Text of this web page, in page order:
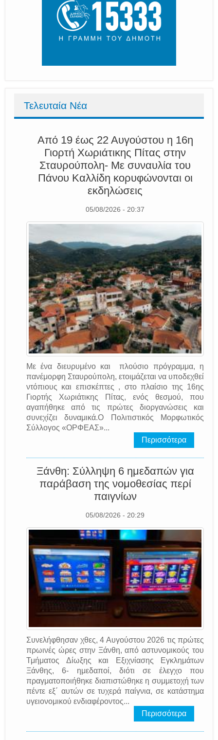
Τελευταία Νέα
Από 19 έως 22 Αυγούστου η 16η
Γιορτή Χωριάτικης Πίτας στην
Σταυρούπολη- Με συναυλία του
Πάνου Καλλίδη κορυφώνονται οι
εκδηλώσεις
05/08/2026 - 20:37
Με ένα διευρυμένο και πλούσιο πρόγραμμα, η
πανέμορφη Σταυρούπολη, ετοιμάζεται να υποδεχθεί
ντόπιους και επισκέπτες , στο πλαίσιο της 16ης
Γιορτής Χωριάτικης Πίτας, ενός θεσμού, που
αγαπήθηκε από τις πρώτες διοργανώσεις και
συνεχίζει δυναμικά.Ο Πολιτιστικός Μορφωτικός
Σύλλογος «ΟΡΦΕΑΣ»...
Περισσότερα
Ξάνθη: Σύλληψη 6 ημεδαπών για
παράβαση της νομοθεσίας περί
παιγνίων
05/08/2026 - 20:29
Συνελήφθησαν χθες, 4 Αυγούστου 2026 τις πρώτες
πρωινές ώρες στην Ξάνθη, από αστυνομικούς του
Τμήματος Δίωξης και Εξιχνίασης Εγκλημάτων
Ξάνθης, 6- ημεδαποί, διότι σε έλεγχο που
πραγματοποιήθηκε διαπιστώθηκε η συμμετοχή των
πέντε εξ΄ αυτών σε τυχερά παίγνια, σε κατάστημα
υγειονομικού ενδιαφέροντος...
Περισσότερα